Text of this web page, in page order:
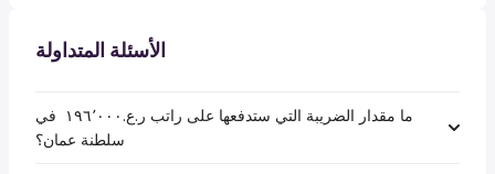
الأسئلة المتداولة
ما مقدار الضريبة التي ستدفعها على راتب ر.ع.‏١٩٦٬٠٠٠ ‏ في
سلطنة عمان؟